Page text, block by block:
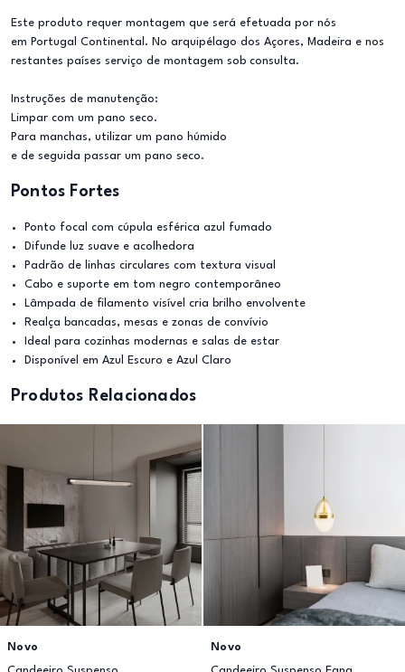
Este produto requer montagem que será efetuada por nós
em Portugal Continental. No arquipélago dos Açores, Madeira e nos
restantes países serviço de montagem sob consulta.
Instruções de manutenção:
Limpar com um pano seco.
Para manchas, utilizar um pano húmido
e de seguida passar um pano seco.
Pontos Fortes
Ponto focal com cúpula esférica azul fumado
Difunde luz suave e acolhedora
Padrão de linhas circulares com textura visual
Cabo e suporte em tom negro contemporâneo
Lâmpada de filamento visível cria brilho envolvente
Realça bancadas, mesas e zonas de convívio
Ideal para cozinhas modernas e salas de estar
Disponível em Azul Escuro e Azul Claro
Produtos Relacionados
Novo
Novo